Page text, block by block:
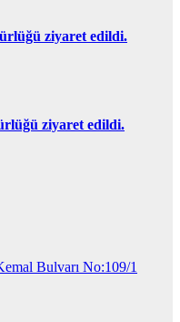
ziyaret edildi.
ziyaret edildi.
Bulvarı No:109/1